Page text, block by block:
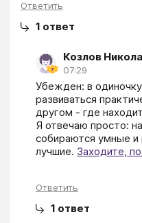
Ответить
1 ответ
Козлов
07:29
Убежден: в
развиваться
другом - где
Я отвечаю просто:
собираются умные
лучшие. Заходите,
Ответить
1 ответ